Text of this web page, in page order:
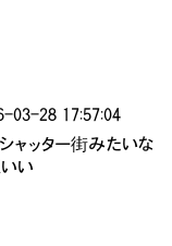
03-28 17:57:04
ャッター街みたいな
い